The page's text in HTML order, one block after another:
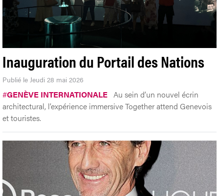
Inauguration du Portail des Nations
Publié le Jeudi 28 mai 2026
#GENÈVE INTERNATIONALE Au sein d’un nouvel écrin
architectural, l’expérience immersive Together attend Genevois
et touristes.